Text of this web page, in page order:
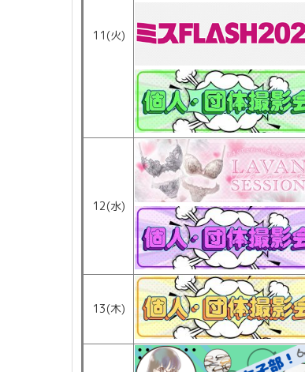
11(火)
12(水)
13(木)